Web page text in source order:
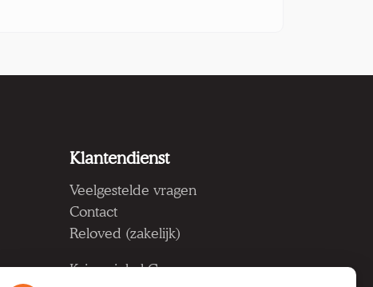
Klantendienst
Veelgestelde vragen
Contact
Reloved (zakelijk)
Kringwinkel Groep vzw